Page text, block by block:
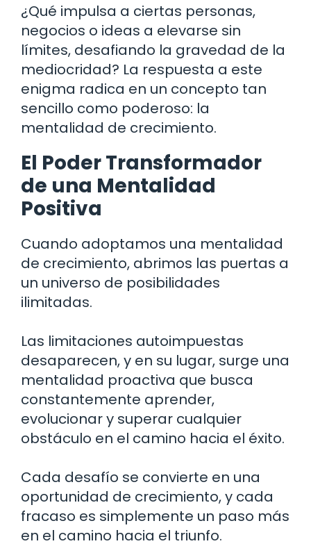
¿Qué impulsa a ciertas personas,
negocios o ideas a elevarse sin
límites, desafiando la gravedad de la
mediocridad? La respuesta a este
enigma radica en un concepto tan
sencillo como poderoso: la
mentalidad de crecimiento.
El Poder Transformador
de una Mentalidad
Positiva
Cuando adoptamos una mentalidad
de crecimiento, abrimos las puertas a
un universo de posibilidades
ilimitadas.
Las limitaciones autoimpuestas
desaparecen, y en su lugar, surge una
mentalidad proactiva que busca
constantemente aprender,
evolucionar y superar cualquier
obstáculo en el camino hacia el éxito.
Cada desafío se convierte en una
oportunidad de crecimiento, y cada
fracaso es simplemente un paso más
en el camino hacia el triunfo.